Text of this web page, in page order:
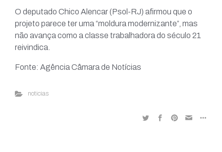
O deputado Chico Alencar (Psol-RJ) afirmou que o
projeto parece ter uma “moldura modernizante”, mas
não avança como a classe trabalhadora do século 21
reivindica.
Fonte: Agência Câmara de Notícias
noticias